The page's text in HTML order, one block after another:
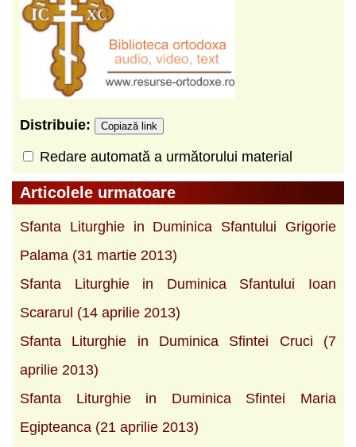
Distribuie: Copiază link
Redare automată a următorului material
Articolele urmatoare
Sfanta Liturghie in Duminica Sfantului Grigorie
Palama (31 martie 2013)
Sfanta Liturghie in Duminica Sfantului Ioan
Scararul (14 aprilie 2013)
Sfanta Liturghie in Duminica Sfintei Cruci (7
aprilie 2013)
Sfanta Liturghie in Duminica Sfintei Maria
Egipteanca (21 aprilie 2013)